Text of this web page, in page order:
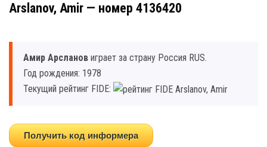
Arslanov, Amir — номер 4136420
Амир Арсланов играет за страну Россия RUS.
Год рождения: 1978
Текущий рейтинг FIDE:
Получить код информера